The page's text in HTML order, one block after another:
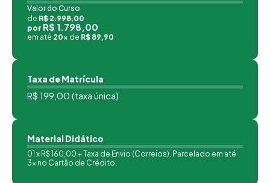
Valor do Curso
de R$ 2.998,00
por R$ 1.798,00
em até 20x de R$ 89,90
Taxa de Matrícula
R$ 199,00 (taxa única)
Material Didático
01 x R$ 160,00 + Taxa de Envio (Correios). Parcelado em até
3x no Cartão de Crédito.